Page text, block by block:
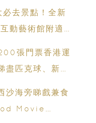
去景點！全新
動藝術館附適合
張門票香港運
匹克球、新興
沙海旁睇戲兼食
Movie